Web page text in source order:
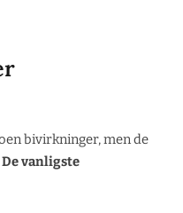
bivirkninger, men de
De vanligste